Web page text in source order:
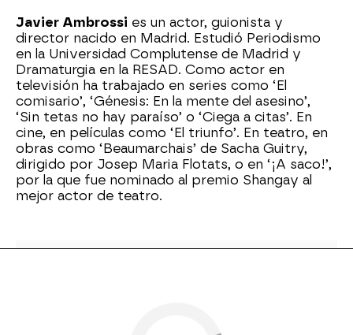
Javier Ambrossi es un actor, guionista y
director nacido en Madrid. Estudió Periodismo
en la Universidad Complutense de Madrid y
Dramaturgia en la RESAD. Como actor en
televisión ha trabajado en series como ‘El
comisario’, ‘Génesis: En la mente del asesino’,
‘Sin tetas no hay paraíso’ o ‘Ciega a citas’. En
cine, en películas como ‘El triunfo’. En teatro, en
obras como ‘Beaumarchais’ de Sacha Guitry,
dirigido por Josep Maria Flotats, o en ‘¡A saco!’,
por la que fue nominado al premio Shangay al
mejor actor de teatro.